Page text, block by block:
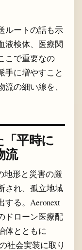
ルートの話も示
液検体、医療関
こで重要なの
手に増やすこと
の細い線を、
平時に
流
地形と災害の厳
され、孤立地域
する。Aeronext
ドローン医療配
体とともに
社会実装に取り